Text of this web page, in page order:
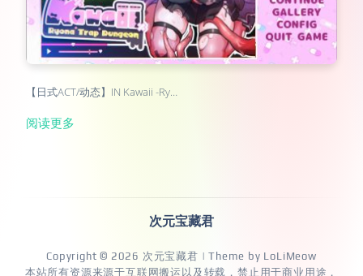
【日式ACT/动态】IN Kawaii -Ry…
阅读更多
次元宝藏君
Copyright © 2026 次元宝藏君 | Theme by LoLiMeow
本站所有资源来源于互联网搬运以及转载，禁止用于商业用途，